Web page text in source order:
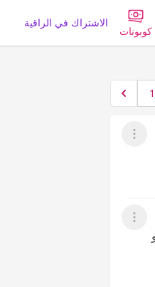
كوبونات
الاشتراك في الراقية
عرض القائمة
عرض القائمة